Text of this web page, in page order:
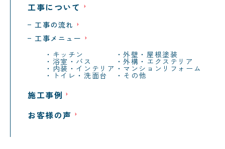
工事について
工事の流れ
工事メニュー
キッチン
外壁・屋根塗装
浴室・バス 外構・エクステリア
内装・インテリア マンションリフォーム
トイレ・洗面台 その他
施工事例
お客様の声